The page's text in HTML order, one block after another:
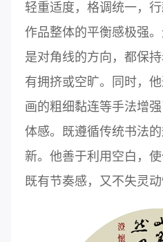
轻重适度，格调统一，行
作品整体的平衡感极强
是对角线的方向，都保
有拥挤或空旷。同时，
画的粗细黏连等手法增
体感。既遵循传统书法
新。他善于利用空白，使
既有节奏感，又不失灵动